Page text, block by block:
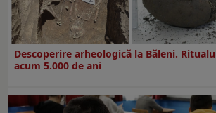
Descoperire arheologică la Băleni.
acum 5.000 de ani